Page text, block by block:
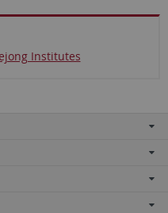
Institutes